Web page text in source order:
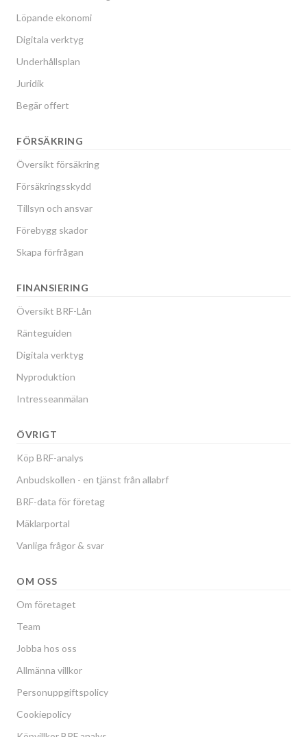
Löpande ekonomi
Digitala verktyg
Underhållsplan
Juridik
Begär offert
FÖRSÄKRING
Översikt försäkring
Försäkringsskydd
Tillsyn och ansvar
Förebygg skador
Skapa förfrågan
FINANSIERING
Översikt BRF-Lån
Ränteguiden
Digitala verktyg
Nyproduktion
Intresseanmälan
ÖVRIGT
Köp BRF-analys
Anbudskollen - en tjänst från allabrf
BRF-data för företag
Mäklarportal
Vanliga frågor & svar
OM OSS
Om företaget
Team
Jobba hos oss
Allmänna villkor
Personuppgiftspolicy
Cookiepolicy